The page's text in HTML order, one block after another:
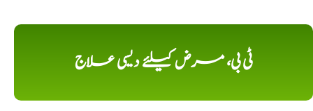
ٹی بی، مرض کیلئے دیسی علاج